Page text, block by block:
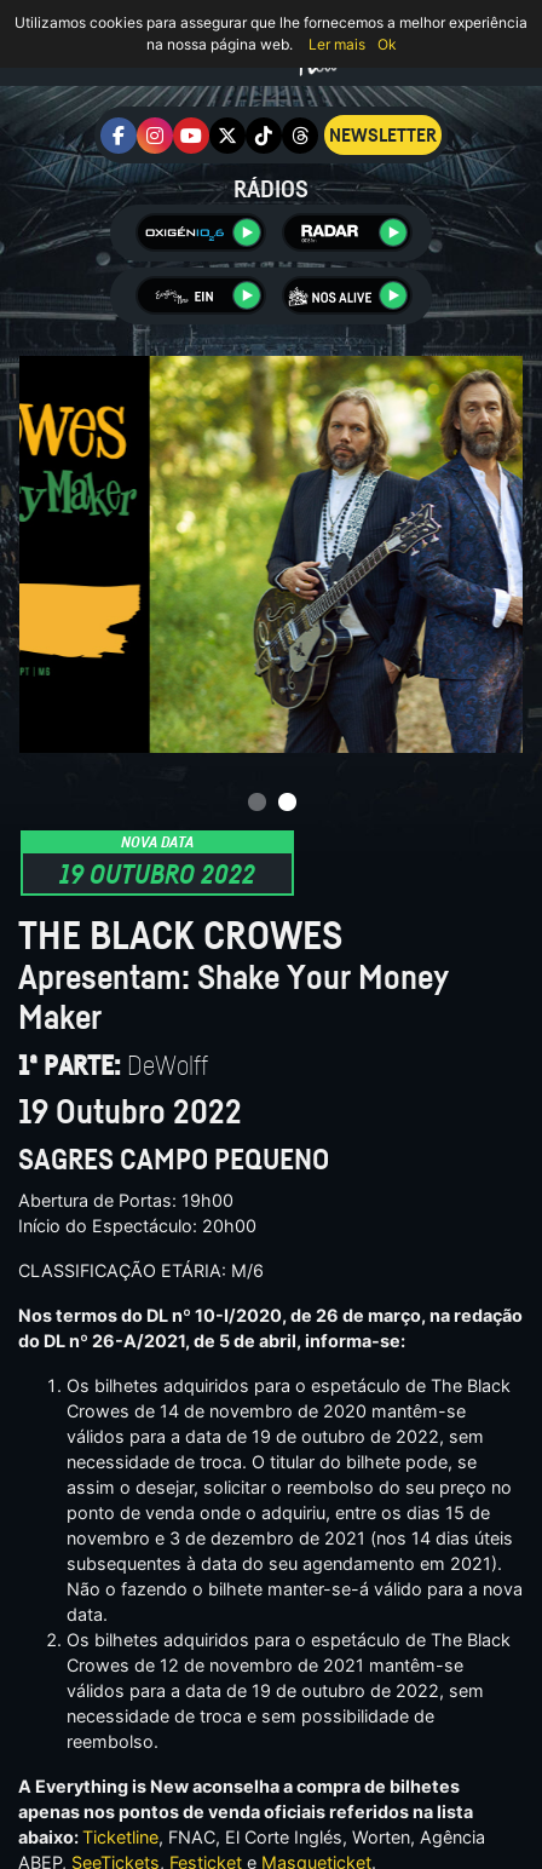
NEWSLETTER
RÁDIOS
19 OUTUBRO 2022
NOVA DATA
THE BLACK CROWES
Apresentam: Shake Your Money
Maker
1ª PARTE: DeWolff
19 Outubro 2022
SAGRES CAMPO PEQUENO
Abertura de Portas: 19h00
Início do Espectáculo: 20h00
CLASSIFICAÇÃO ETÁRIA: M/6
Nos termos do DL nº 10-I/2020, de 26 de março, na redação
do DL nº 26-A/2021, de 5 de abril, informa-se:
Os bilhetes adquiridos para o espetáculo de The Black
Crowes de 14 de novembro de 2020 mantêm-se
válidos para a data de 19 de outubro de 2022, sem
necessidade de troca. O titular do bilhete pode, se
assim o desejar, solicitar o reembolso do seu preço no
ponto de venda onde o adquiriu, entre os dias 15 de
novembro e 3 de dezembro de 2021 (nos 14 dias úteis
subsequentes à data do seu agendamento em 2021).
Não o fazendo o bilhete manter-se-á válido para a nova
data.
Os bilhetes adquiridos para o espetáculo de The Black
Crowes de 12 de novembro de 2021 mantêm-se
válidos para a data de 19 de outubro de 2022, sem
necessidade de troca e sem possibilidade de
reembolso.
A Everything is New aconselha a compra de bilhetes
apenas nos pontos de venda oficiais referidos na lista
abaixo:Ticketline, FNAC, El Corte Inglés, Worten, Agência
ABEP, SeeTickets, Festicket e Masqueticket.
Utilizamos cookies para assegurar que lhe fornecemos a melhor experiência
na nossa página web.
Ler mais Ok